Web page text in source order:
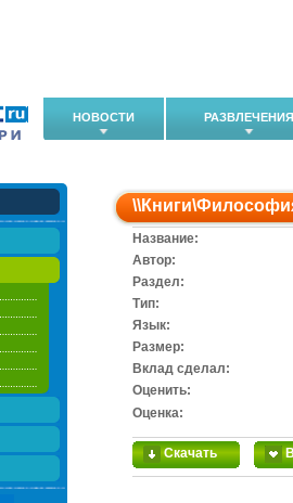
НОВОСТИ РАЗВЛЕЧЕНИЯ
\\Книги\
Название:
Автор:
Раздел:
Тип:
Язык:
Размер:
Вклад сделал:
Оценить:
Оценка:
Скачать